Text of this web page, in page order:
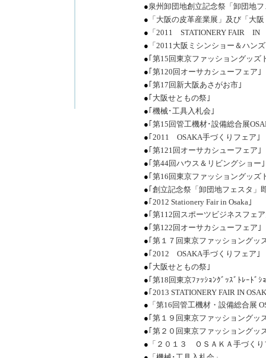
●泉州卸団地創立記念祭「卸団地
● 「大阪の皮革産業展」及び「大
● 「2011 STATIONERY FAIR IN
● 「2011大阪ミシンショー＆ハン
● ｢第15回東京ファッショングッズ
● ｢第120回オーサカシューフェア｣
● ｢第17回新大阪あさがお市｣
● ｢大阪せともの祭｣
● ｢機械･工具入札会｣
● ｢第15回管工機材･設備総合展
● ｢2011 OSAKA手づくりフェア｣
● ｢第121回オーサカシューフェア｣
● ｢第44回ハウス＆リビングショー｣
● ｢第16回東京ファッショングッズ
● ｢創立記念祭「卸団地フェスタ」
● ｢2012 Stationery Fair in Osaka｣
● ｢第112回スポーツビジネスフェ
● ｢第122回オーサカシューフェア｣
● ｢第１７回東京ファッショングッ
● ｢2012 OSAKA手づくりフェア｣
● ｢大阪せともの祭｣
● ｢第18回東京ﾌｧｯｼｮﾝｸﾞｯｽﾞﾄﾚｰﾄﾞｼ
● ｢2013 STATIONERY FAIR IN
● 「第16回管工機材・設備総合展
● ｢第１９回東京ファッショングッ
● ｢第２０回東京ファッショングッ
● 「２０１３ ＯＳＡＫＡ手づくり